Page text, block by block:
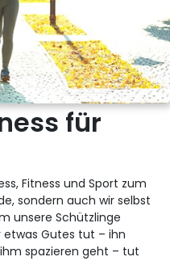
für
Fitness und Sport zum
sondern auch wir selbst
unsere Schützlinge
Gutes tut – ihn
spazieren geht – tut